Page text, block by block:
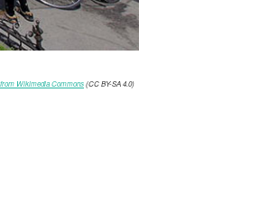
Wikimedia Commons(CC BY-SA 4.0)